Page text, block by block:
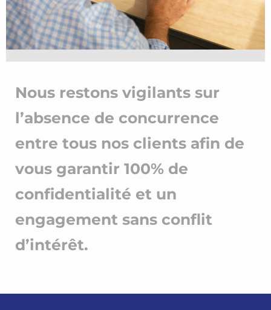
Nous restons vigilants sur
l’absence de concurrence
entre tous nos clients afin de
vous garantir 100% de
confidentialité et un
engagement sans conflit
d’intérêt.